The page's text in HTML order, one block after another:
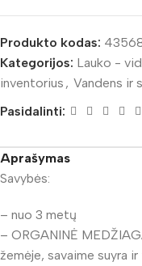
Produkto kodas:
Kategorijos: Lauko -
inventorius , Vandens ir
Pasidalinti:
Aprašymas
Savybės:
– nuo 3 metų
– ORGANINĖ
žemėje, savaime suyra